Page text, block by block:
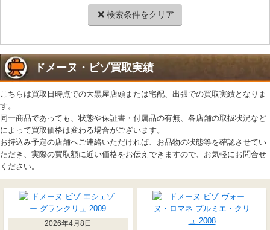
検索条件をクリア
ドメーヌ・ビゾ買取実績
こちらは買取日時点での大黒屋店頭または宅配、出張での買取実績となりま
す。
同一商品であっても、状態や保証書・付属品の有無、各店舗の取扱状況など
によって買取価格は変わる場合がございます。
お持込み予定の店舗へご連絡いただければ、お品物の状態等を確認させてい
ただき、実際の買取額に近い価格をお伝えできますので、お気軽にお問合せ
ください。
2026年4月8日